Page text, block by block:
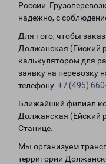
России.
надежно, с
Для того, чтобы
Должанская (Ейский
калькулятором для
заявку на перевозку
телефону: +7 (495)
Ближайший филиал
Должанская (Ейский
Станице.
Мы организуем
территории